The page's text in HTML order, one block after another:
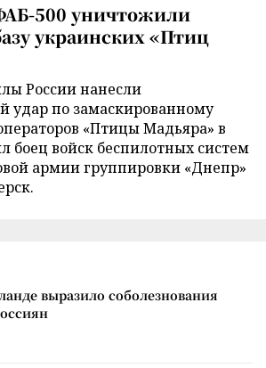
500 уничтожили
украинских «Птиц
России нанесли
удар по замаскированному
«Птицы Мадьяра» в
боец войск беспилотных систем
армии группировки «Днепр»
выразило соболезнования